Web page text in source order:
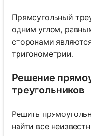
Прямоугольный
одним углом,
сторонами
тригонометрии.
Решение
треугольников
Решить
найти все